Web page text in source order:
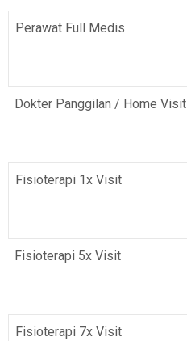
Perawat Full Medis
Dokter Panggilan / Home Visit
Fisioterapi 1x Visit
Fisioterapi 5x Visit
Fisioterapi 7x Visit